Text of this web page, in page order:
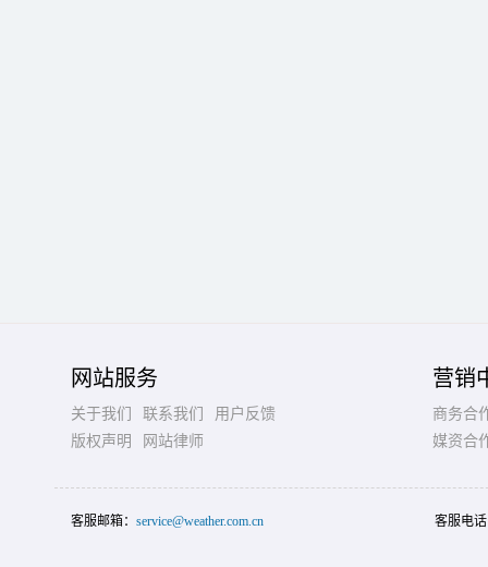
网站服务
关于我们 联系我们
用户反馈
版权声明
网站律师
营销
商务合
媒资合
客服邮箱： service@weather.com.cn 客服电